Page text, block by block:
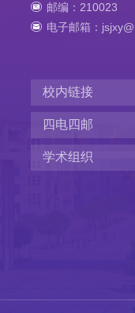
邮编：210023
电子邮箱：
校内链接
四电四邮
学术组织